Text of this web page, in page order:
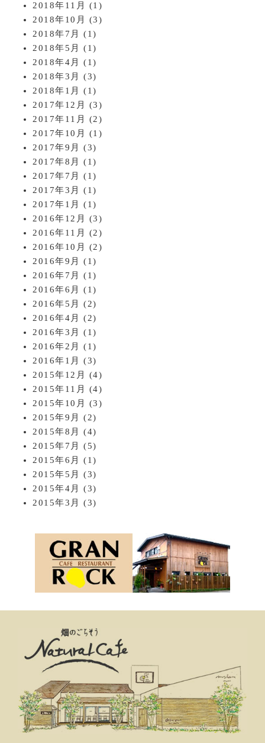
2018年11月
(1)
2018年10月
(3)
2018年7月
(1)
2018年5月
(1)
2018年4月
(1)
2018年3月
(3)
2018年1月
(1)
2017年12月
(3)
2017年11月
(2)
2017年10月
(1)
2017年9月
(3)
2017年8月
(1)
2017年7月
(1)
2017年3月
(1)
2017年1月
(1)
2016年12月
(3)
2016年11月
(2)
2016年10月
(2)
2016年9月
(1)
2016年7月
(1)
2016年6月
(1)
2016年5月
(2)
2016年4月
(2)
2016年3月
(1)
2016年2月
(1)
2016年1月
(3)
2015年12月
(4)
2015年11月
(4)
2015年10月
(3)
2015年9月
(2)
2015年8月
(4)
2015年7月
(5)
2015年6月
(1)
2015年5月
(3)
2015年4月
(3)
2015年3月
(3)